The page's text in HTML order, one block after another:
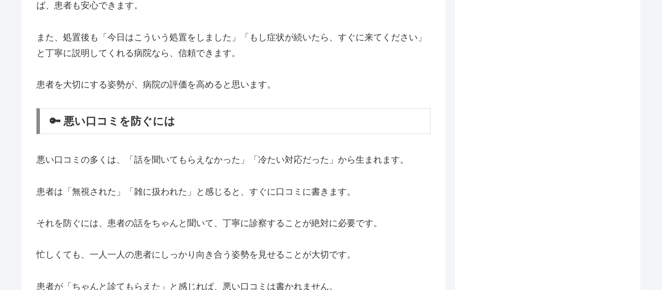
ば、患者も安心できます。
また、処置後も「今日はこういう処置をしました」「もし症状が続いたら、すぐに来てください」
と丁寧に説明してくれる病院なら、信頼できます。
患者を大切にする姿勢が、病院の評価を高めると思います。
🔑 悪い口コミを防ぐには
悪い口コミの多くは、「話を聞いてもらえなかった」「冷たい対応だった」から生まれます。
患者は「無視された」「雑に扱われた」と感じると、すぐに口コミに書きます。
それを防ぐには、患者の話をちゃんと聞いて、丁寧に診察することが絶対に必要です。
忙しくても、一人一人の患者にしっかり向き合う姿勢を見せることが大切です。
患者が「ちゃんと診てもらえた」と感じれば、悪い口コミは書かれません。